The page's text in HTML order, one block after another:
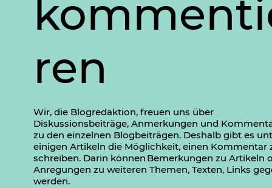
ren
Wir, die Blogredaktion, freuen uns über
Diskussionsbeiträge, Anmerkungen und
zu den einzelnen Blogbeiträgen. Deshalb gibt es
einigen Artikeln die Möglichkeit, einen Kommentar
schreiben. Darin können Bemerkungen zu Artikeln
Anregungen zu weiteren Themen, Texten, Links
werden.